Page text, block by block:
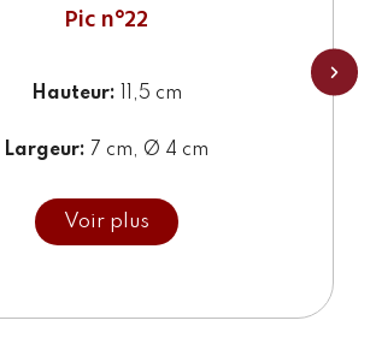
Pic n°22
Hauteur: 11,5 cm
Largeur: 7 cm, Ø 4 cm
fait en haute qualité. Cette pointe est
de grille ou de portail. Il peut
être doré suivant la demande.
Voir plus